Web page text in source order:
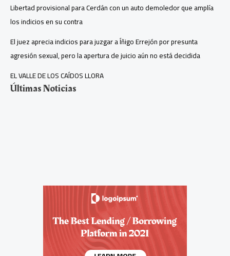
Libertad provisional para Cerdán con un auto demoledor que amplía
los indicios en su contra
El juez aprecia indicios para juzgar a Íñigo Errejón por presunta
agresión sexual, pero la apertura de juicio aún no está decidida
EL VALLE DE LOS CAÍDOS LLORA
Últimas Noticias